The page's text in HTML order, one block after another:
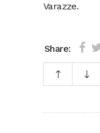
Varazze.
Share: